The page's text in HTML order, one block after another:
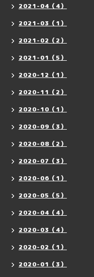
2021-04（4）
2021-03（1）
2021-02（2）
2021-01（5）
2020-12（1）
2020-11（2）
2020-10（1）
2020-09（3）
2020-08（2）
2020-07（3）
2020-06（1）
2020-05（5）
2020-04（4）
2020-03（4）
2020-02（1）
2020-01（3）